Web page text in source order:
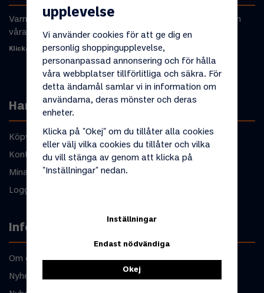
Varmt välkommen att kontakta oss om du har frågor om
våra produkter eller din beställning.
Klicka här för att komma till kontaktformulär
Handla
Köpvillkor
Kontakta oss
Mina favoriter
Logga in
Information
Om oss
Nyheter
upplevelse
Vi använder cookies för att ge dig en
personlig shoppingupplevelse,
personanpassad annonsering och för hålla
våra webbplatser tillförlitliga och säkra. För
detta ändamål samlar vi in information om
användarna, deras mönster och deras
enheter.
Klicka på "Okej" om du tillåter alla cookies
eller välj vilka cookies du tillåter och vilka
du vill stänga av genom att klicka på
"Inställningar" nedan.
Inställningar
Endast nödvändiga
Okej